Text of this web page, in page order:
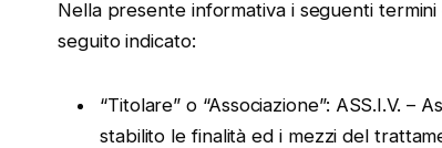
Nella presente informativa i seguenti
seguito indicato:
“Titolare” o “Associazione”: ASS.I.V. –
stabilito le finalità ed i mezzi del